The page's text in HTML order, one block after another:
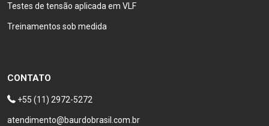
Testes de tensão aplicada em VLF
Treinamentos sob medida
CONTATO
+55 (11) 2972-5272
atendimento@baurdobrasil.com.br